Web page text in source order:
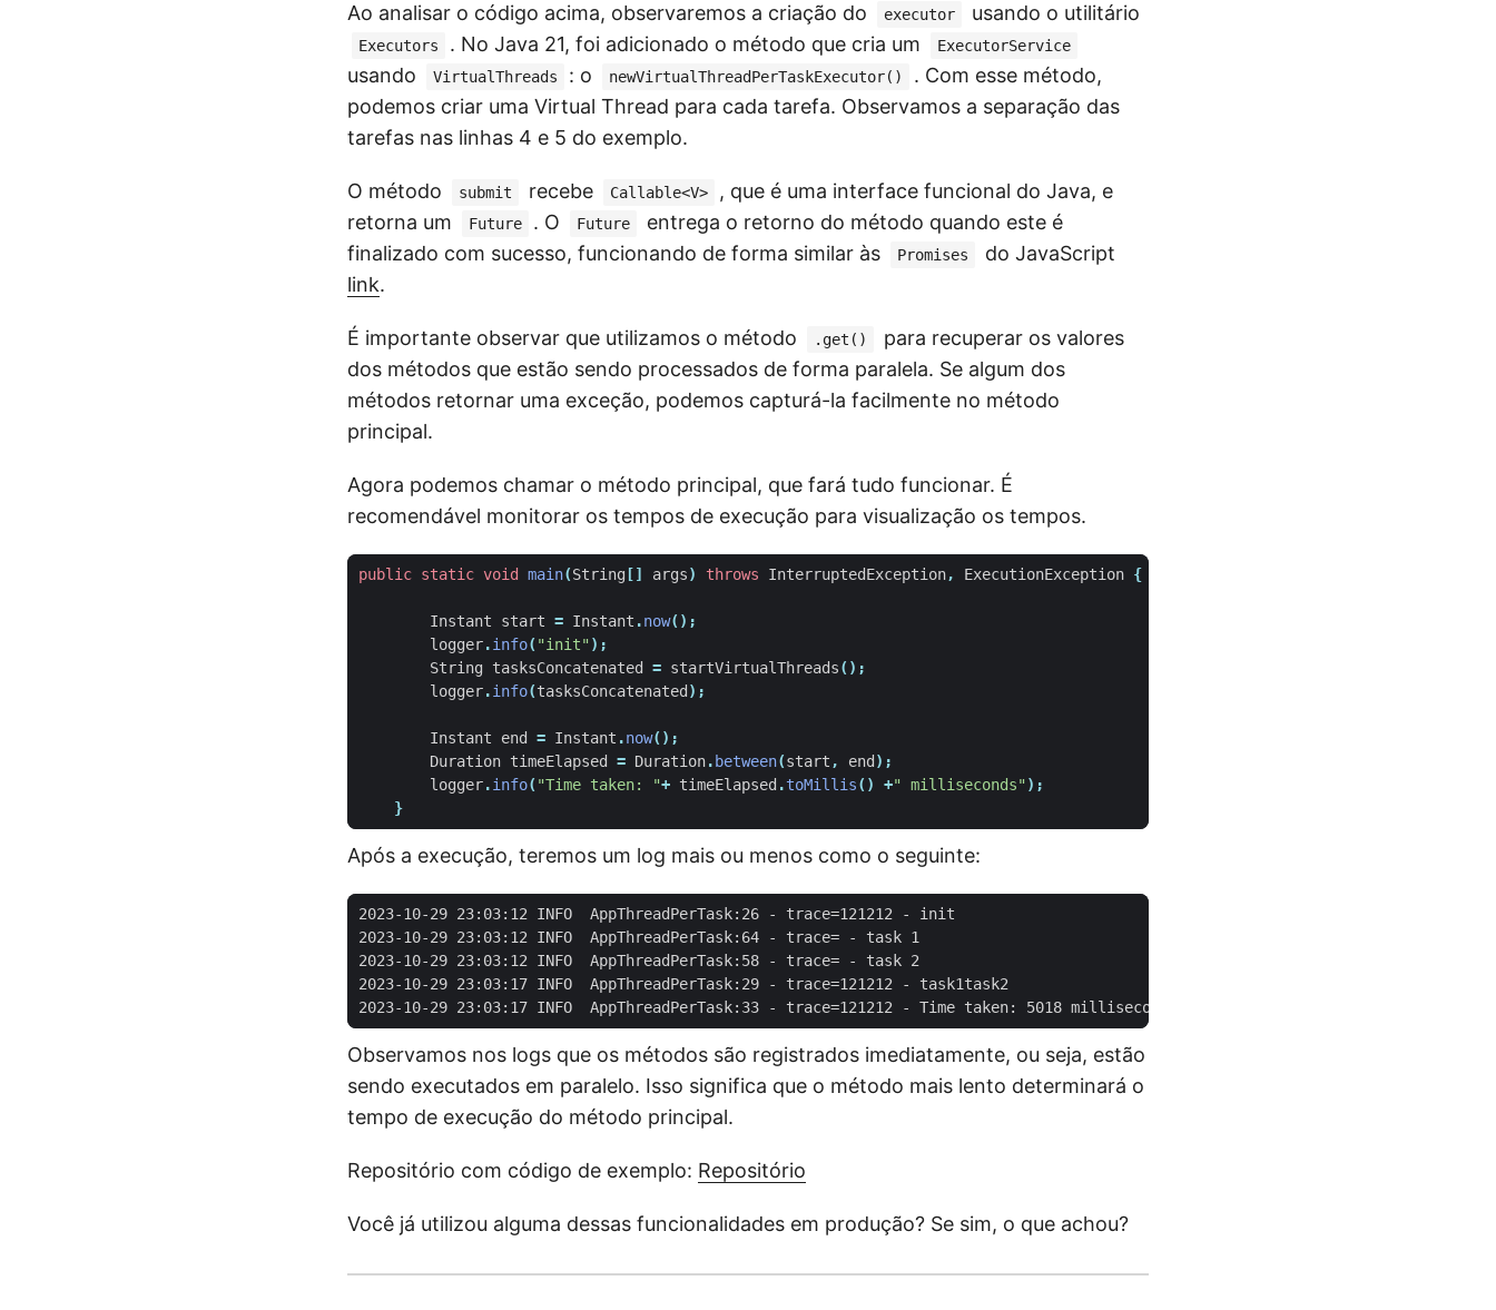
Ao analisar o código acima, observaremos a criação do executor usando o utilitário
Executors . No Java 21, foi adicionado o método que cria um ExecutorService
usando VirtualThreads : o newVirtualThreadPerTaskExecutor()
. Com esse método,
podemos criar uma Virtual Thread para cada tarefa. Observamos a separação das
tarefas nas linhas 4 e 5 do exemplo.
O método submit recebe Callable<V>
, que é uma interface funcional do Java, e
retorna um
Future . O Future
entrega o retorno do método quando este é
finalizado com sucesso, funcionando de forma similar às
Promises
do JavaScript
link.
É importante observar que utilizamos o método .get()
para recuperar os valores
dos métodos que estão sendo processados de forma paralela. Se algum dos
métodos retornar uma exceção, podemos capturá-la facilmente no método
principal.
Agora podemos chamar o método principal, que fará tudo funcionar. É
recomendável monitorar os tempos de execução para visualização os tempos.
public static void main(String [] args) throws InterruptedException, ExecutionException {
Instant start = Instant .now();
logger.info( "init");
String
tasksConcatenated = startVirtualThreads();
logger.info(tasksConcatenated );
Instant end = Instant .now();
Duration timeElapsed = Duration. between(start , end );
logger.info( "Time taken: "+ timeElapsed .toMillis() +" milliseconds");
}
Após a execução, teremos um log mais ou menos como o seguinte:
Observamos nos logs que os métodos são registrados imediatamente, ou seja, estão
sendo executados em paralelo. Isso significa que o método mais lento determinará o
tempo de execução do método principal.
Repositório com código de exemplo: Repositório
Você já utilizou alguma dessas funcionalidades em produção? Se sim, o que achou?